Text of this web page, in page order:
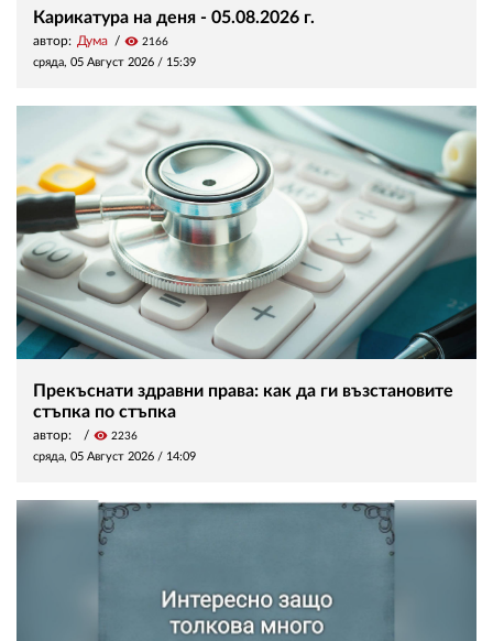
Карикатура на деня - 05.08.2026 г.
автор: Дума visibility 2166
сряда, 05 Август 2026 / 15:39
Прекъснати здравни права: как да ги възстановите
стъпка по стъпка
автор: visibility 2236
сряда, 05 Август 2026 / 14:09